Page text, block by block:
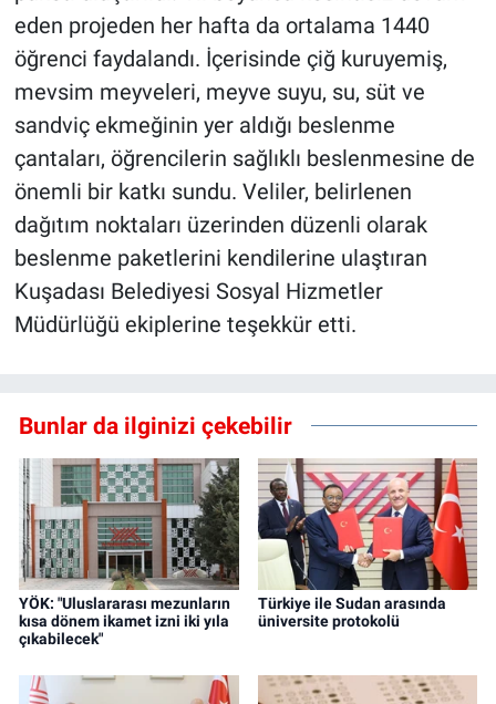
eden projeden her hafta da ortalama 1440
öğrenci faydalandı. İçerisinde çiğ kuruyemiş,
mevsim meyveleri, meyve suyu, su, süt ve
sandviç ekmeğinin yer aldığı beslenme
çantaları, öğrencilerin sağlıklı beslenmesine de
önemli bir katkı sundu. Veliler, belirlenen
dağıtım noktaları üzerinden düzenli olarak
beslenme paketlerini kendilerine ulaştıran
Kuşadası Belediyesi Sosyal Hizmetler
Müdürlüğü ekiplerine teşekkür etti.
Bunlar da ilginizi çekebilir
YÖK: "Uluslararası mezunların
kısa dönem ikamet izni iki yıla
çıkabilecek"
Türkiye ile Sudan arasında
üniversite protokolü